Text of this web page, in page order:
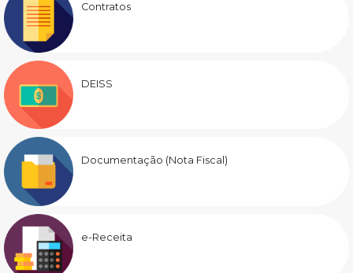
Contratos
DEISS
Documentação (Nota Fiscal)
e-Receita